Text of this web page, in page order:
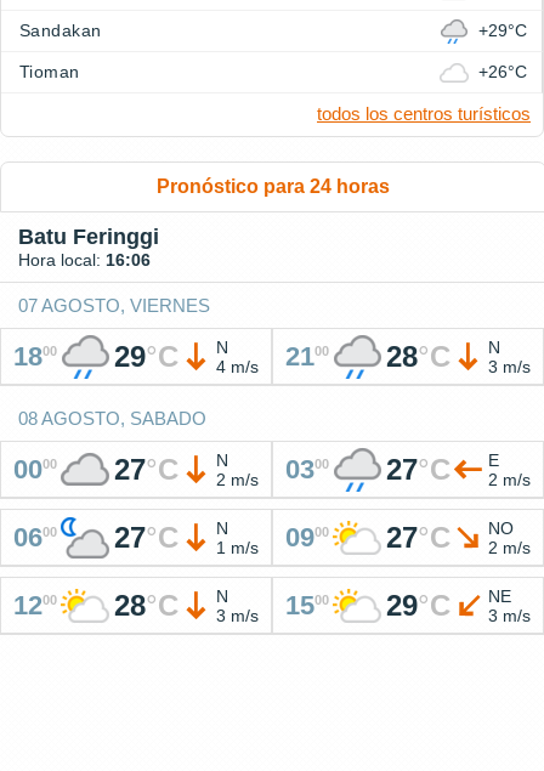
Sandakan +29°C
Tioman +26°C
todos los centros turísticos
Pronóstico para 24 horas
Batu Feringgi
Hora local: 16:06
07 AGOSTO, VIERNES
1800 29°C
N
4 m/s
2100 28°C
N
3 m/s
08 AGOSTO, SABADO
0000 27°C
N
2 m/s
0300 27°C
E
2 m/s
0600 27°C
N
1 m/s
0900 27°C
NO
2 m/s
1200 28°C
N
3 m/s
1500 29°C
NE
3 m/s